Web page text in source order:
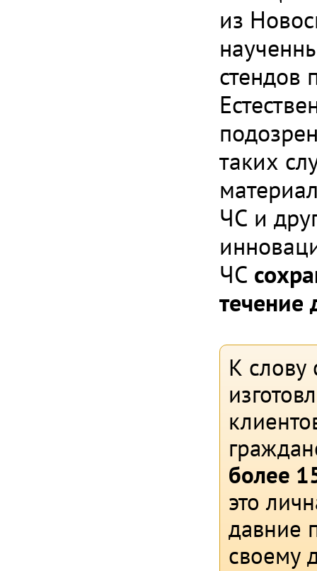
из
стендов
таких
ЧС и
ЧС
течение
К слову
более
это
давние
своему